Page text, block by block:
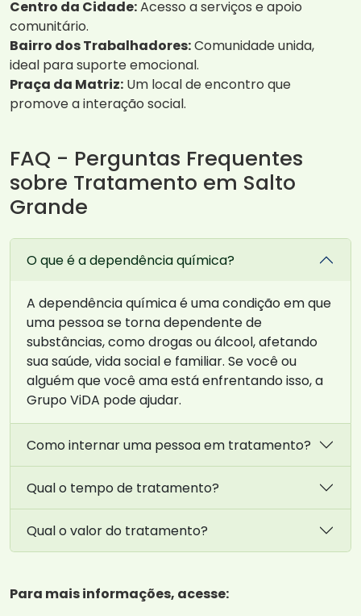
Centro da Cidade:Acesso a serviços e apoio
comunitário.
Bairro dos Trabalhadores:Comunidade unida,
ideal para suporte emocional.
Praça da Matriz: Um local de encontro que
promove a interação social.
FAQ - Perguntas Frequentes
sobre Tratamento em Salto
Grande
O que é a dependência química?
A dependência química é uma condição em que
uma pessoa se torna dependente de
substâncias, como drogas ou álcool, afetando
sua saúde, vida social e familiar. Se você ou
alguém que você ama está enfrentando isso, a
Grupo ViDA pode ajudar.
Como internar uma pessoa em tratamento?
Qual o tempo de tratamento?
Qual o valor do tratamento?
Para mais informações, acesse: